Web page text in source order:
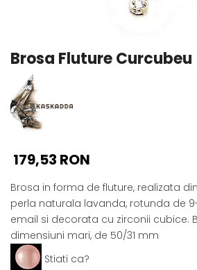
Pandantive cu Perle
Brosa Fluture Curcubeu
179,53 RON
Brosa in forma de fluture, realizata
perla naturala lavanda, rotunda de
email si decorata cu zirconii cubice.
dimensiuni mari, de 50/31 mm
Stiati ca?